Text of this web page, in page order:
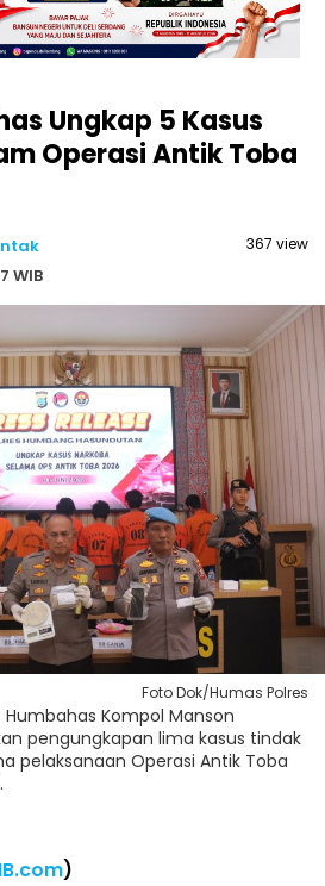
Ungkap 5 Kasus
Operasi Antik Toba
WIB
367 view
Foto Dok/Humas Polres
Humbahas Kompol Manson
pengungkapan lima kasus tindak
pelaksanaan Operasi Antik Toba
)